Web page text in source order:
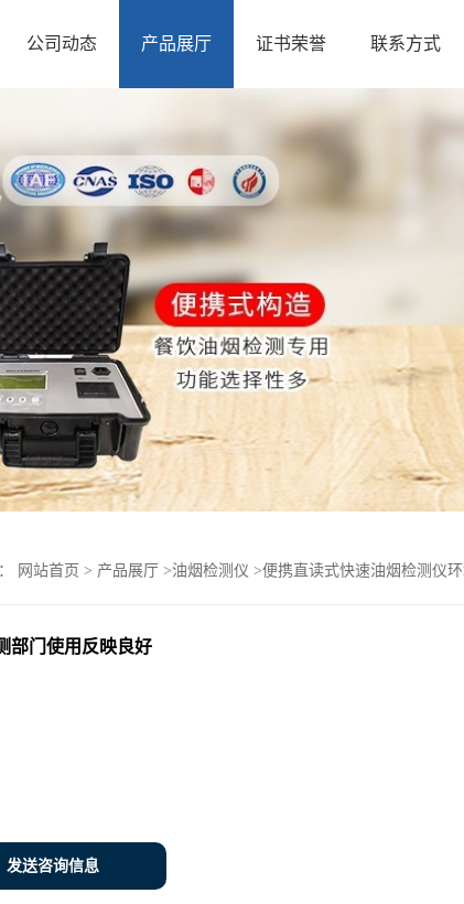
公司动态 产品展厅 证书荣誉 联系方式
网站首页 > 产品展厅 >油烟检测仪 >便携直读式快速油烟检测仪
部门使用反映良好
发送咨询信息